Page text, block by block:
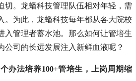
切。龙蟠科技管理队伍相对年轻，需
。为此，龙蟠科技每年都从各大院校
入管理者蓄水池。那么如何让管培生
公司的长远发展注入新鲜血液呢？
办法培养100+管培生，上岗周期缩